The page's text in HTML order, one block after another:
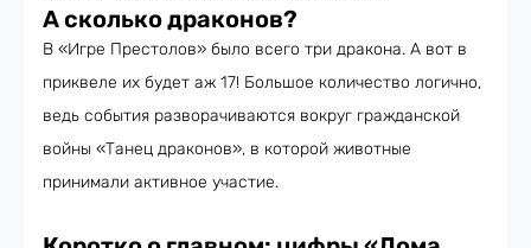
А сколько драконов?
В «Игре Престолов» было всего три дракона. А вот в
приквеле их будет аж 17! Большое количество логично,
ведь события разворачиваются вокруг гражданской
войны «Танец драконов», в которой животные
принимали активное участие.